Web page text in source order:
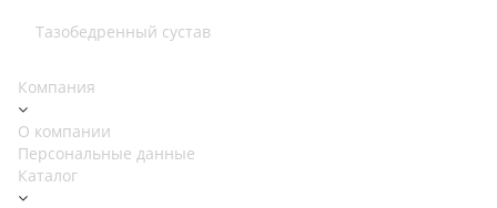
Тазобедренный сустав
Компания
О компании
Персональные данные
Каталог